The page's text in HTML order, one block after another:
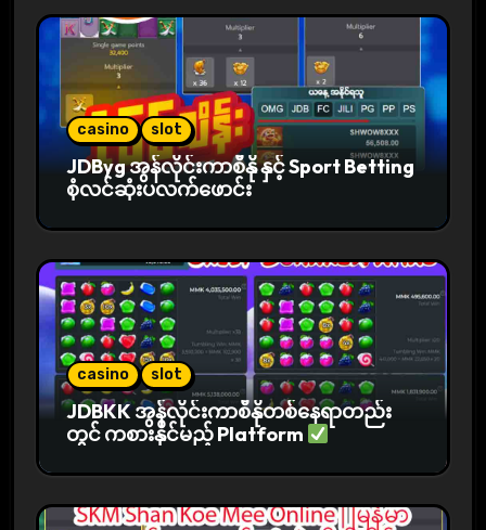
casino slot
JDByg အွန်လိုင်းကာစီနို နှင့် Sport Betting
စုံလင်ဆုံးပလက်ဖောင်း
casino slot
JDBKK အွန်လိုင်းကာစီနိုတစ်နေရာတည်း
တွင် ကစားနိုင်မည့် Platform